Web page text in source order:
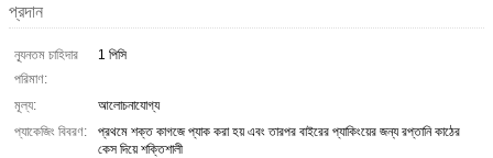
প্রদান
ন্যূনতম চাহিদার
পরিমাণ:
1 পিসি
মূল্য:
আলোচনাযোগ্য
প্যাকেজিং বিবরণ:
প্রথমে শক্ত কাগজে প্যাক করা হয় এবং তারপর বাইরের প্যাকিংয়ের জন্য রপ্তানি কাঠের
কেস দিয়ে শক্তিশালী